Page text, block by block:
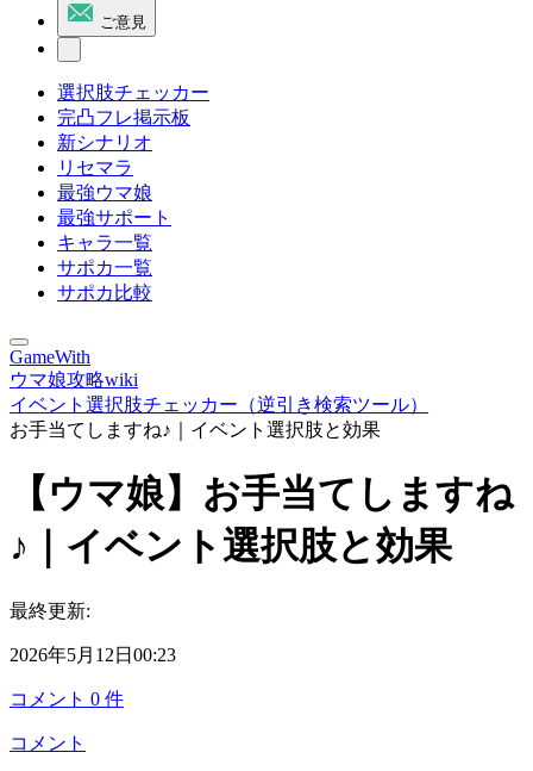
ご意見
選択肢チェッカー
完凸フレ掲示板
新シナリオ
リセマラ
最強ウマ娘
最強サポート
キャラ一覧
サポカ一覧
サポカ比較
GameWith
ウマ娘攻略wiki
イベント選択肢チェッカー（逆引き検索ツール）
お手当てしますね♪｜イベント選択肢と効果
【ウマ娘】お手当てしますね
♪｜イベント選択肢と効果
最終更新:
2026年5月12日00:23
コメント 0 件
コメント